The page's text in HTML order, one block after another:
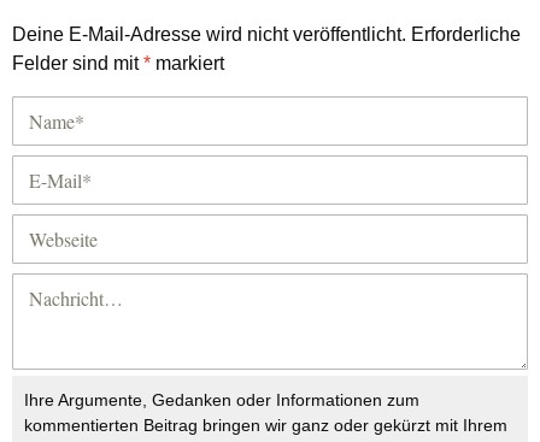
Deine E-Mail-Adresse wird nicht veröffentlicht. Erforderliche
Felder sind mit* markiert
Ihre Argumente, Gedanken oder Informationen zum
kommentierten Beitrag bringen wir ganz oder gekürzt mit Ihrem